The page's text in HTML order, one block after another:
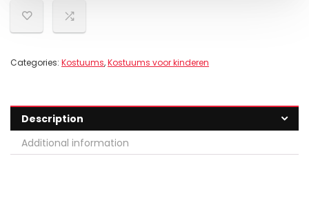
Categories: Kostuums,Kostuums voor kinderen
Description
Additional information